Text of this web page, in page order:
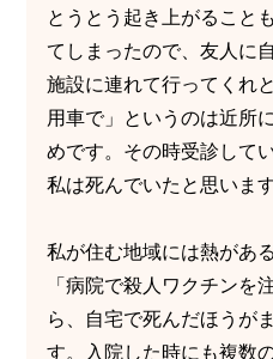
とうとう起き上がること
てしまったので、友人に
施設に連れて行ってくれ
用車で」というのは近所
めです。その時受診して
私は死んでいたと思います
私が住む地域には熱があ
「病院で殺人ワクチンを
ら、自宅で死んだほうが
す。入院した時にも複数